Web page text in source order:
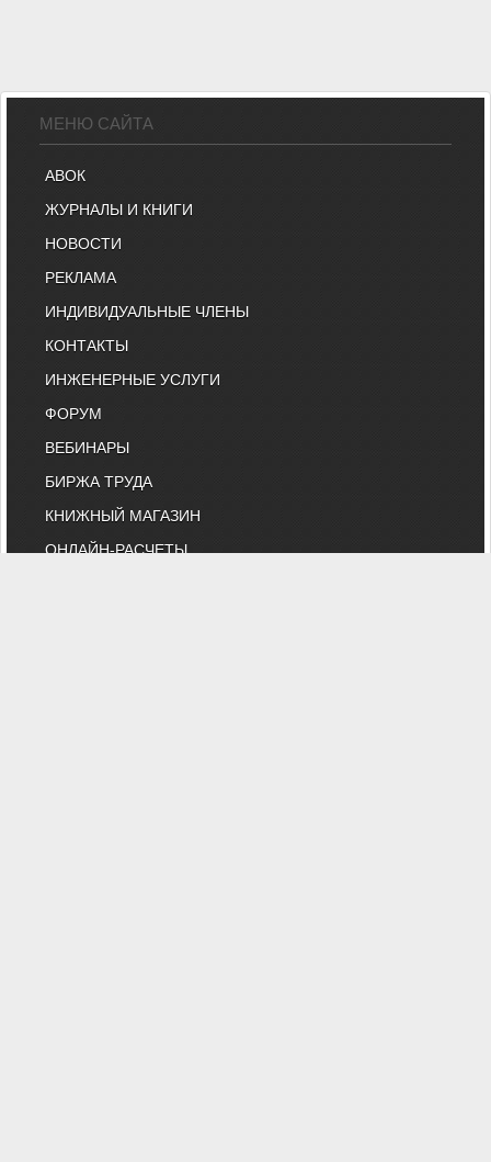
МЕНЮ САЙТА
АВОК
ЖУРНАЛЫ И КНИГИ
НОВОСТИ
РЕКЛАМА
ИНДИВИДУАЛЬНЫЕ ЧЛЕНЫ
КОНТАКТЫ
ИНЖЕНЕРНЫЕ УСЛУГИ
ФОРУМ
ВЕБИНАРЫ
БИРЖА ТРУДА
КНИЖНЫЙ МАГАЗИН
ОНЛАЙН-РАСЧЕТЫ